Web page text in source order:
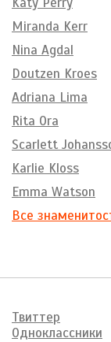
Miranda Kerr
Nina Agdal
Doutzen Kroes
Adriana Lima
Rita Ora
Scarlett
Karlie Kloss
Emma Watson
Все
Твиттер
Одноклассники